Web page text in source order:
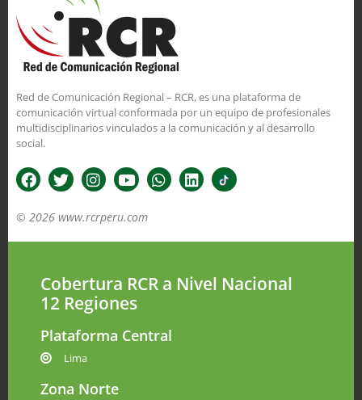
Red de Comunicación Regional – RCR, es una plataforma de
comunicación virtual conformada por un equipo de profesionales
multidisciplinarios vinculados a la comunicación y al desarrollo
social.
© 2026 www.rcrperu.com
Cobertura RCR a Nivel Nacional
12 Regiones
Plataforma Central
Lima
Zona Norte